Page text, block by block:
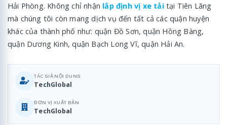
Hải Phòng. Không chỉ nhận lắp định vị xe tảitại Tiên Lãng
mà chúng tôi còn mang dịch vụ đến tất cả các quận huyện
khác của thành phố như: quận Đồ Sơn, quận Hồng Bàng,
quận Dương Kinh, quận Bạch Long Vĩ, quận Hải An.
TÁC GIẢ NỘI DUNG
TechGlobal
ĐƠN VỊ XUẤT BẢN
TechGlobal